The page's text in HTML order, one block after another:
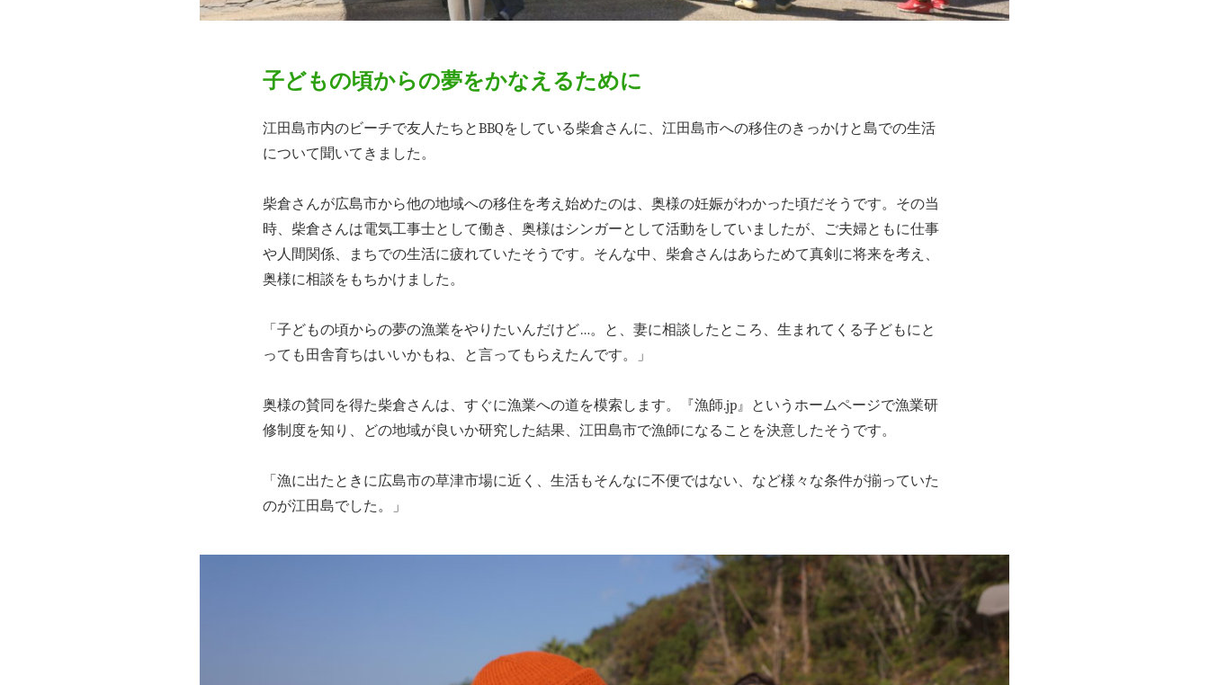
子どもの頃からの夢をかなえるために
江田島市内のビーチで友人たちとBBQをしている柴倉さんに、江田島市への移住のきっかけと島での生活
について聞いてきました。
柴倉さんが広島市から他の地域への移住を考え始めたのは、奥様の妊娠がわかった頃だそうです。その当
時、柴倉さんは電気工事士として働き、奥様はシンガーとして活動をしていましたが、ご夫婦ともに仕事
や人間関係、まちでの生活に疲れていたそうです。そんな中、柴倉さんはあらためて真剣に将来を考え、
奥様に相談をもちかけました。
「子どもの頃からの夢の漁業をやりたいんだけど…。と、妻に相談したところ、生まれてくる子どもにと
っても田舎育ちはいいかもね、と言ってもらえたんです。」
奥様の賛同を得た柴倉さんは、すぐに漁業への道を模索します。『漁師.jp』というホームページで漁業研
修制度を知り、どの地域が良いか研究した結果、江田島市で漁師になることを決意したそうです。
「漁に出たときに広島市の草津市場に近く、生活もそんなに不便ではない、など様々な条件が揃っていた
のが江田島でした。」